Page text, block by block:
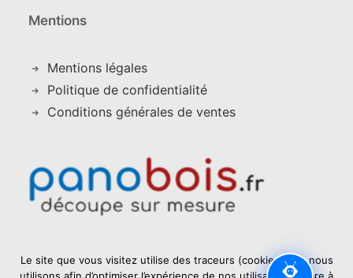
Mentions
Mentions légales
Politique de confidentialité
Conditions générales de ventes
Le site que vous visitez utilise des traceurs (cookies) que nous